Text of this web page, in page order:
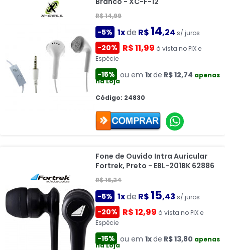
R$ 14,99
-5% 1xde R$ 14,24 s/ juros
-20% R$ 11,99 à vista no PIX e
Espécie
-15% ou em 1xde R$ 12,74 apenas
na Loja
Código: 24830
Fone de Ouvido Intra Auricular
Fortrek, Preto - EBL-201BK 62886
R$ 16,24
-5% 1xde R$ 15,43 s/ juros
-20% R$ 12,99 à vista no PIX e
Espécie
-15% ou em 1xde R$ 13,80 apenas
na Loja